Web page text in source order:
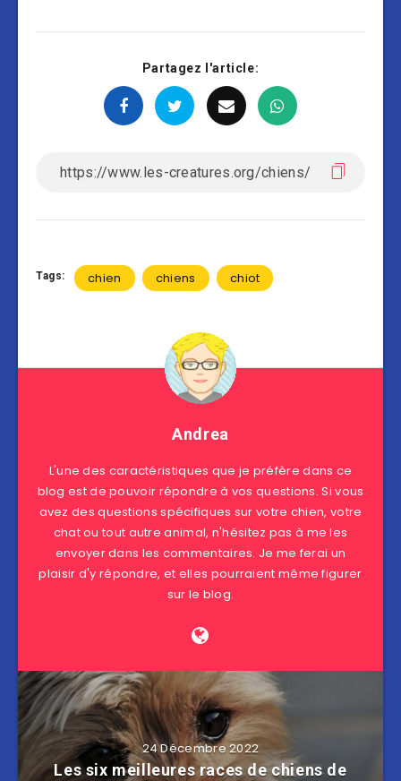
Partagez l'article:
Tags: chien chiens chiot
Andrea
L'une des caractéristiques que je préfère dans ce
blog est de pouvoir répondre à vos questions. Si vous
avez des questions spécifiques sur votre chien, votre
chat ou tout autre animal, n'hésitez pas à me les
envoyer dans les commentaires. Je me ferai un
plaisir d'y répondre, et elles pourraient même figurer
sur le blog.
24 Décembre 2022
Les six meilleures races de chiens de